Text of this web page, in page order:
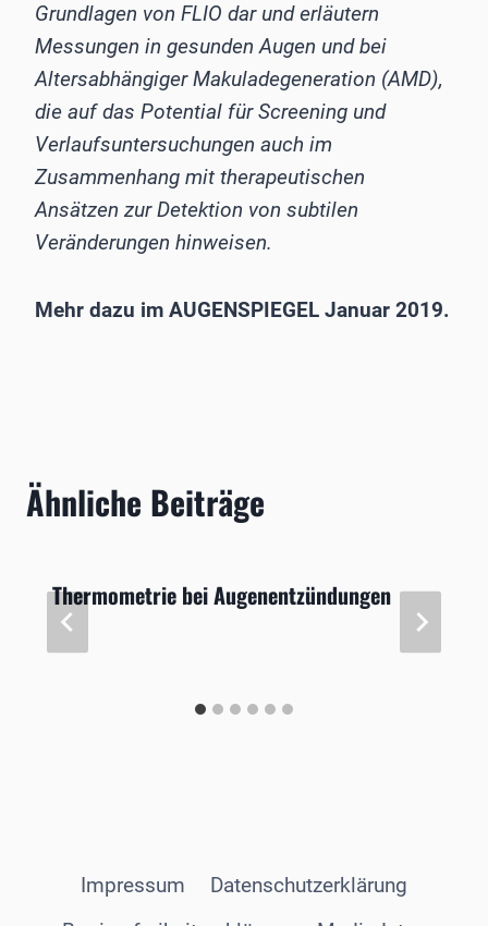
Grundlagen von FLIO dar und erläutern
Messungen in gesunden Augen und bei
Altersabhängiger Makuladegeneration (AMD),
die auf das Potential für Screening und
Verlaufsuntersuchungen auch im
Zusammenhang mit therapeutischen
Ansätzen zur Detektion von subtilen
Veränderungen hinweisen.
Mehr dazu im AUGENSPIEGEL Januar 2019.
Ähnliche Beiträge
Thermometrie bei Augenentzündungen
Impressum
Datenschutzerklärung